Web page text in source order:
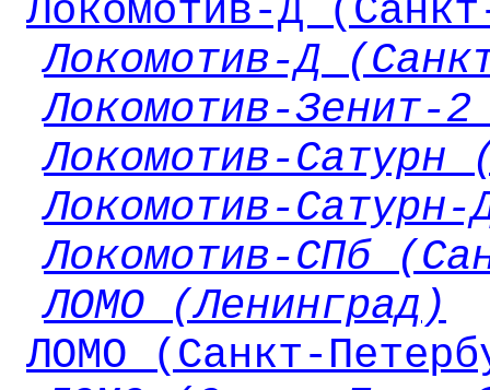
Локомотив-Д
Локомотив-Д
Локомотив-Зенит-
Локомотив-Сатурн
Локомотив-
Локомотив-СПб
ЛОМО (Ленинград)
ЛОМО (Санкт-